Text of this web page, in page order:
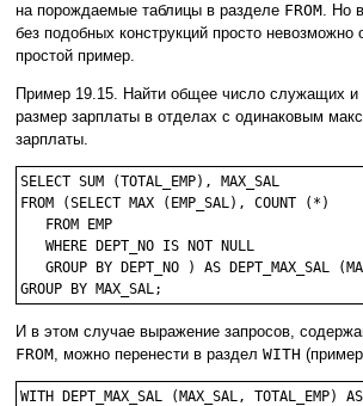
на порождаемые таблицы в разделе FROM. Но
без подобных конструкций просто невозможно
простой пример.
Пример 19.15. Найти общее число служащих
размер зарплаты в отделах с одинаковым
зарплаты.
SELECT SUM (TOTAL_EMP), MAX_SAL
FROM (SELECT MAX (EMP_SAL), COUNT (*)
   FROM EMP
   WHERE DEPT_NO IS NOT NULL
GROUP BY DEPT_NO ) AS DEPT_MAX_SAL
И в этом случае выражение запросов,
FROM, можно перенести в раздел WITH
WITH DEPT_MAX_SAL (MAX_SAL, TOTAL_EMP) AS